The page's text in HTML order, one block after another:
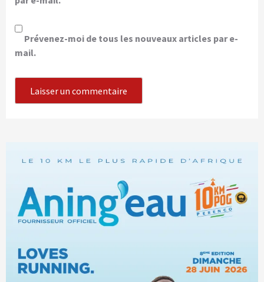
Prévenez-moi de tous les nouveaux articles par e-
mail.